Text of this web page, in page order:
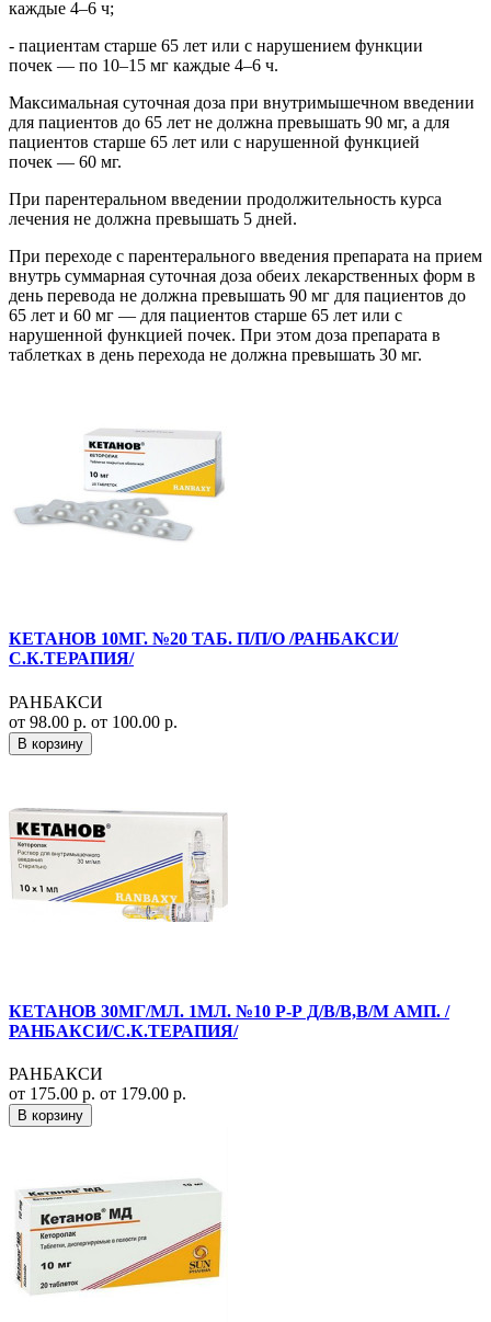
каждые 4–6 ч;
- пациентам старше 65 лет или с нарушением функции
почек — по 10–15 мг каждые 4–6 ч.
Максимальная суточная доза при внутримышечном введении
для пациентов до 65 лет не должна превышать 90 мг, а для
пациентов старше 65 лет или с нарушенной функцией
почек — 60 мг.
При парентеральном введении продолжительность курса
лечения не должна превышать 5 дней.
При переходе с парентерального введения препарата на прием
внутрь суммарная суточная доза обеих лекарственных форм в
день перевода не должна превышать 90 мг для пациентов до
65 лет и 60 мг — для пациентов старше 65 лет или с
нарушенной функцией почек. При этом доза препарата в
таблетках в день перехода не должна превышать 30 мг.
КЕТАНОВ 10МГ. №20 ТАБ. П/П/О /РАНБАКСИ/
С.К.ТЕРАПИЯ/
РАНБАКСИ
от 98.00 р. от 100.00 р.
В корзину
КЕТАНОВ 30МГ/МЛ. 1МЛ. №10 Р-Р Д/В/В,В/М АМП. /
РАНБАКСИ/С.К.ТЕРАПИЯ/
РАНБАКСИ
от 175.00 р. от 179.00 р.
В корзину